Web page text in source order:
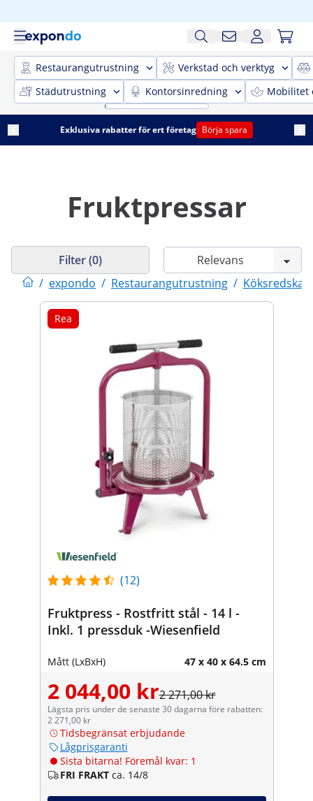
Restaurangutrustning
Verkstad och verktyg
Städutrustning
Kontorsinredning Mobilitet
Exklusiva rabatter för ert företag Börja spara
Fruktpressar
/ expondo / Restaurangutrustning / Köksredskap
Filter (0)
Rea
(12)
Fruktpress - Rostfritt stål - 14 l -
Inkl. 1 pressduk -Wiesenfield
Mått (LxBxH) 47 x 40 x 64.5 cm
2 044,00 kr2 271,00 kr
Lägsta pris under de senaste 30 dagarna före rabatten:
2 271,00 kr
Tidsbegränsat erbjudande
Lågprisgaranti
Sista bitarna! Föremål kvar: 1
FRI FRAKT ca. 14/8